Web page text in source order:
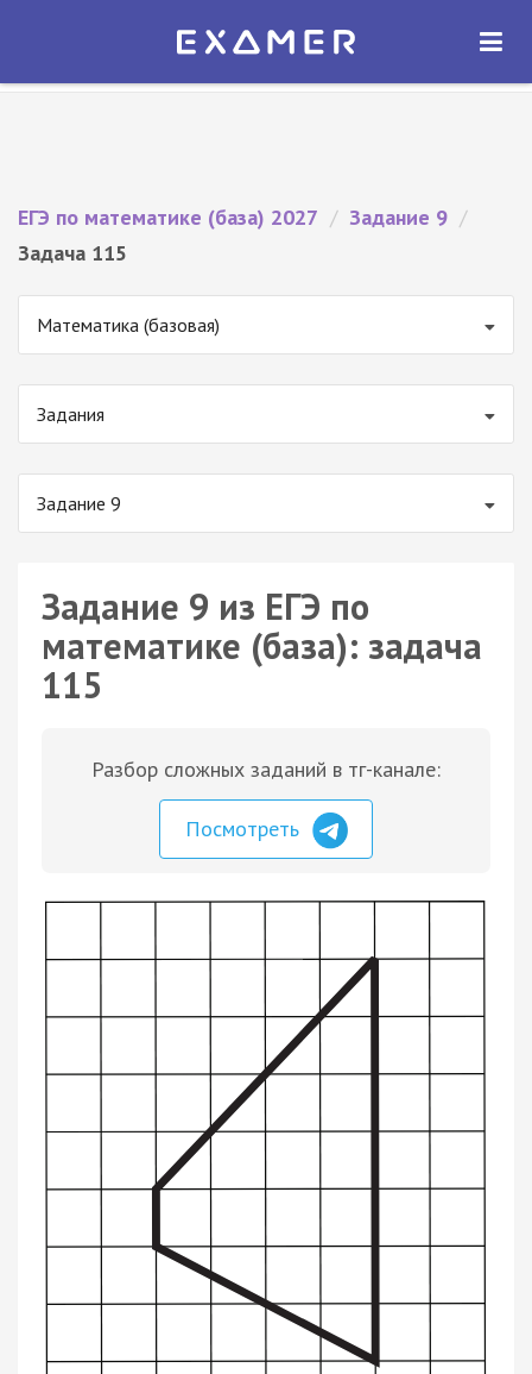
Экзамер — ЕГЭ 2027
ОТКРЫТЬ
ЕГЭ по математике (база) 2027 / Задание 9 /
Задача 115
Математика (базовая)
Задания
Задание 9
Задание 9 из ЕГЭ по
математике (база): задача
115
Разбор сложных заданий в тг-канале:
Посмотреть